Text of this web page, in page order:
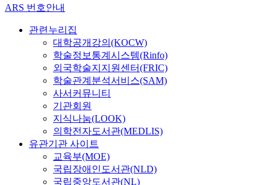
ARS 번호안내
관련누리집
대학공개강의(KOCW)
학술정보통계시스템(Rinfo)
외국학술지지원센터(FRIC)
학술관계분석서비스(SAM)
사서커뮤니티
기관회원
지식나눔(LOOK)
의학전자도서관(MEDLIS)
유관기관 사이트
교육부(MOE)
국립장애인도서관(NLD)
국립중앙도서관(NL)